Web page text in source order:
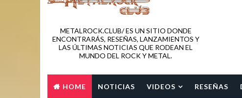
METALROCK.CLUB/ ES UN SITIO DONDE
ENCONTRARÁS, RESEÑAS, LANZAMIENTOS Y
LAS ÚLTIMAS NOTICIAS QUE RODEAN EL
MUNDO DEL ROCK Y METAL.
HOME NOTICIAS VIDEOS RESEÑAS